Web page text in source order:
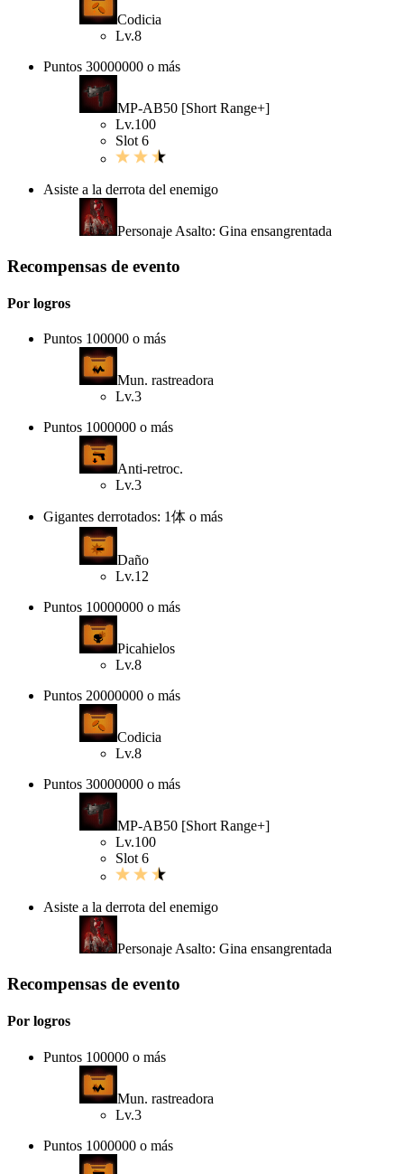
Codicia
Lv.8
Puntos 30000000 o más
MP-AB50 [Short Range+]
Lv.100
Slot 6
Asiste a la derrota del enemigo
Personaje Asalto: Gina ensangrentada
Recompensas de evento
Por logros
Puntos 100000 o más
Mun. rastreadora
Lv.3
Puntos 1000000 o más
Anti-retroc.
Lv.3
Gigantes derrotados: 1体 o más
Daño
Lv.12
Puntos 10000000 o más
Picahielos
Lv.8
Puntos 20000000 o más
Codicia
Lv.8
Puntos 30000000 o más
MP-AB50 [Short Range+]
Lv.100
Slot 6
Asiste a la derrota del enemigo
Personaje Asalto: Gina ensangrentada
Recompensas de evento
Por logros
Puntos 100000 o más
Mun. rastreadora
Lv.3
Puntos 1000000 o más